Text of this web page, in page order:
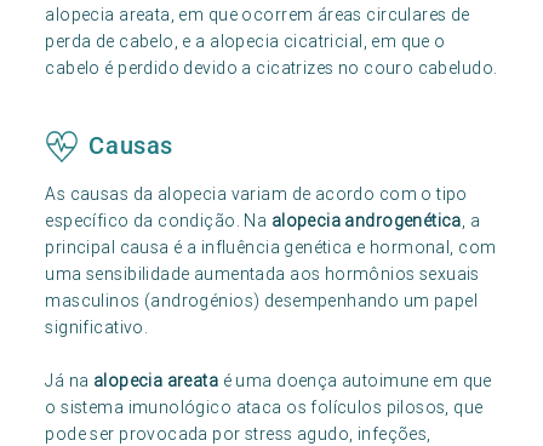
alopecia areata, em que ocorrem áreas circulares de
perda de cabelo, e a alopecia cicatricial, em que o
cabelo é perdido devido a cicatrizes no couro cabeludo.
Causas
As causas da alopecia variam de acordo com o tipo
específico da condição. Na alopecia androgenética, a
principal causa é a influência genética e hormonal, com
uma sensibilidade aumentada aos hormônios sexuais
masculinos (androgénios) desempenhando um papel
significativo.
Já na alopecia areata é uma doença autoimune em que
o sistema imunológico ataca os folículos pilosos, que
pode ser provocada por stress agudo, infeções,